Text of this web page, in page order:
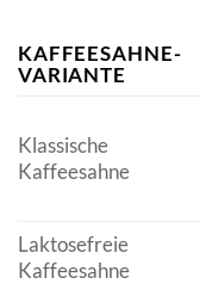
KAFFEESAHNE-
VARIANTE
Klassische
Kaffeesahne
Laktosefreie
Kaffeesahne